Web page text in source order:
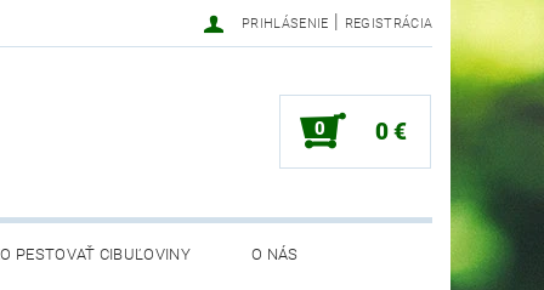
PRIHLÁSENIE | REGISTRÁCIA
0 0 €
PESTOVAŤ CIBUĽOVINY O NÁS